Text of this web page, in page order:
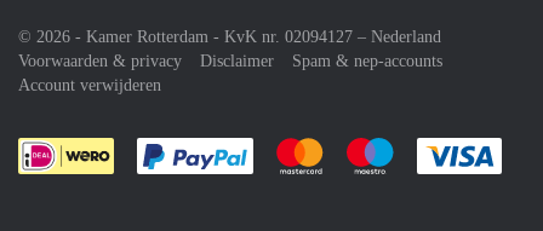
© 2026 - Kamer Rotterdam - KvK nr. 02094127 – Nederland
Voorwaarden & privacy
Disclaimer
Spam & nep-accounts
Account verwijderen
Je rekent gemakkelijk af met Paypal
Je rekent gemakkelijk af met
Je rekent